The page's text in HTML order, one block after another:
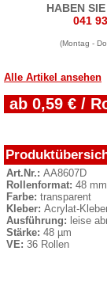
HABEN
041
(Montag -
Alle Artikel ansehen
ab 0,59 € /
Art.Nr.: AA8607D
Rollenformat: 48
Farbe: transparent
Kleber: Acrylat-
Ausführung: leise
Stärke: 48 µm
VE: 36 Rollen